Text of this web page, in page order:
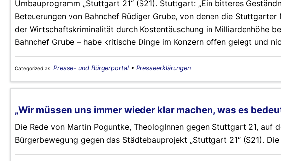
Umbauprogramm „Stuttgart 21“ (S21). Stuttgart: „Ein bitteres
Beteuerungen von Bahnchef Rüdiger Grube, von denen die
der Wirtschaftskriminalität durch Kostentäuschung in Milliardenhöhe
Bahnchef Grube – habe kritische Dinge im Konzern offen gelegt und
Categorized as: Presse- und Bürgerportal • Presseerklärungen
„Wir müssen uns immer wieder klar machen, was es
Die Rede von Martin Poguntke, TheologInnen gegen Stuttgart 21, auf
Bürgerbewegung gegen das Städtebauprojekt „Stuttgart 21“ (S21).